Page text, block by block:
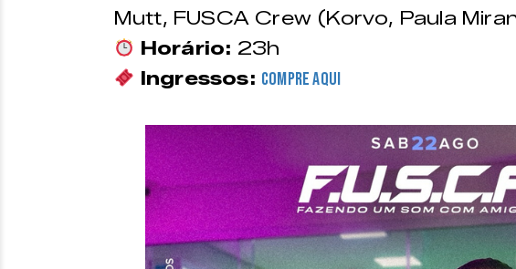
Mutt, FUSCA Crew (Korvo, Paula
Horário: 23h
Ingressos: Compre aqui